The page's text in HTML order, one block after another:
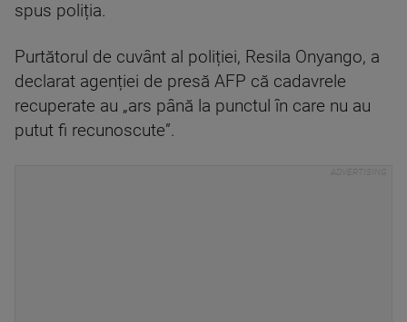
spus poliția.
Purtătorul de cuvânt al poliției, Resila Onyango, a
declarat agenției de presă AFP că cadavrele
recuperate au „ars până la punctul în care nu au
putut fi recunoscute”.